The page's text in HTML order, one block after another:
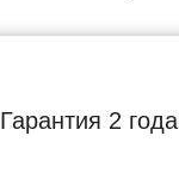
Гарантия 2 года